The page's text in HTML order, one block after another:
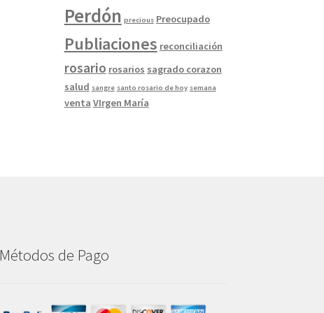
Perdón precious Preocupado
Publiaciones reconciliación
rosario rosarios sagrado corazon
salud sangre santo rosario de hoy semana
venta VIrgen María
Métodos de Pago